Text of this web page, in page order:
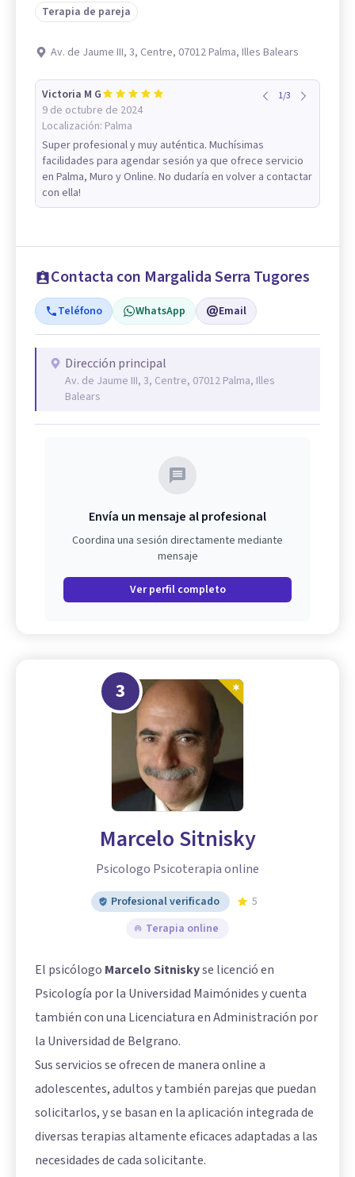
Terapia de pareja
Av. de Jaume III, 3, Centre, 07012 Palma, Illes Balears
Victoria M G
9 de octubre de 2024
Localización: Palma
1/3
Super profesional y muy auténtica. Muchísimas
facilidades para agendar sesión ya que ofrece servicio
en Palma, Muro y Online. No dudaría en volver a contactar
con ella!
Contacta con Margalida Serra Tugores
Teléfono WhatsApp Email
Dirección principal
Av. de Jaume III, 3, Centre, 07012 Palma, Illes
Balears
Envía un mensaje al profesional
Coordina una sesión directamente mediante
mensaje
Ver perfil completo
3
Marcelo Sitnisky
Psicologo Psicoterapia online
Profesional verificado
5
Terapia online
El psicólogo Marcelo Sitniskyse licenció en
Psicología por la Universidad Maimónides y cuenta
también con una Licenciatura en Administración por
la Universidad de Belgrano.
Sus servicios se ofrecen de manera online a
adolescentes, adultos y también parejas que puedan
solicitarlos, y se basan en la aplicación integrada de
diversas terapias altamente eficaces adaptadas a las
necesidades de cada solicitante.